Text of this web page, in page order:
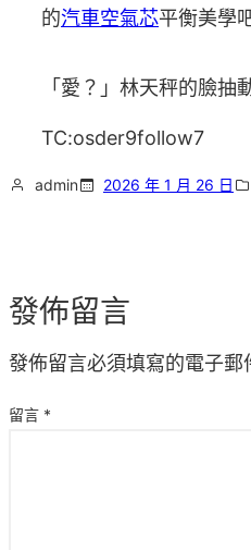
的汽車空氣芯平衡美學
「愛？」林天秤的臉
TC:osder9follow7
admin 2026 年 1 月 26 日
發佈留言
發佈留言必須填寫的電子郵
留言 *